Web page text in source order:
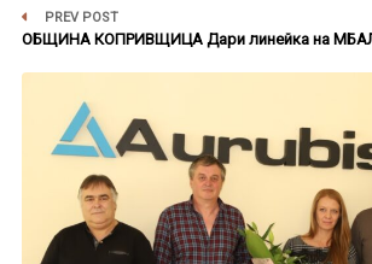
PREV POST
ОБЩИНА КОПРИВЩИЦА Дари линейка на